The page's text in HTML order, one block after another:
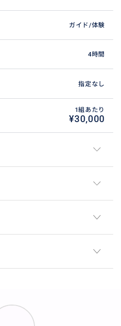
ガイド/体験
4時間
指定なし
1組あたり
¥30,000